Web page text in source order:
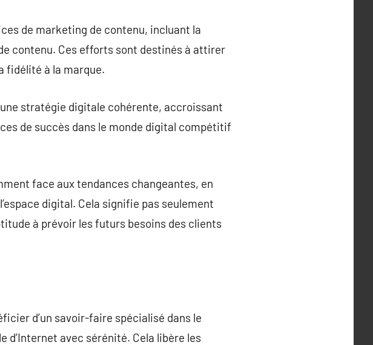
de marketing de contenu, incluant la
contenu. Ces efforts sont destinés à attirer
fidélité à la marque.
stratégie digitale cohérente, accroissant
de succès dans le monde digital compétitif
face aux tendances changeantes, en
digital. Cela signifie pas seulement
à prévoir les futurs besoins des clients
d’un savoir-faire spécialisé dans le
avec sérénité. Cela libère les